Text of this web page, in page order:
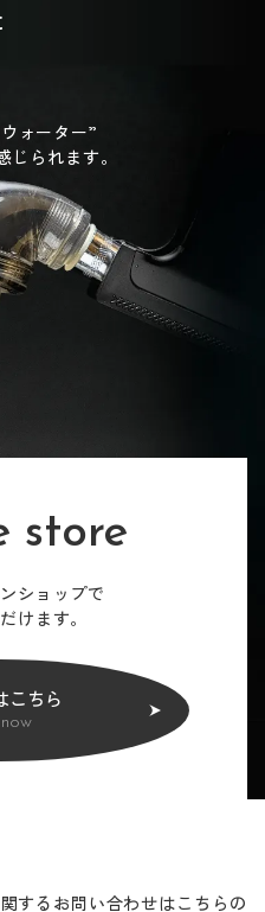
ォーター”
られます。
store
ショップで
けます。
こちら
するお問い合わせはこちらの